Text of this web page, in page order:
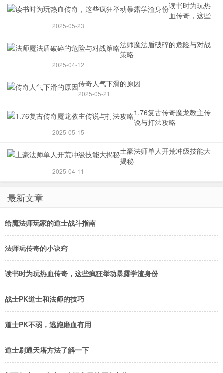
读书时为玩热
血传奇，这些
2025-05-23
法师魔法盾破碎的危险与对战
策略
2025-04-12
传奇人气下滑的原因
2025-05-21
1.76复古传奇魔龙教主传
说与打法攻略
2025-05-15
土豪法师单人开荒冲级技能大
揭秘
2025-04-11
最新文章
给魔法师玩家的道士战斗指南
法师玩传奇的小诀窍
读书时为玩热血传奇，这些疯狂举动暴露学渣身份
战士PK道士和法师的技巧
道士PK不弱，逃跑磨血有用
道士刷通天塔方法了解一下